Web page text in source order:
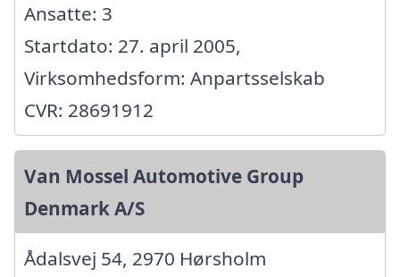
Ansatte: 3
Startdato: 27. april 2005,
Virksomhedsform: Anpartsselskab
CVR: 28691912
Van Mossel Automotive Group
Denmark A/S
Ådalsvej 54, 2970 Hørsholm